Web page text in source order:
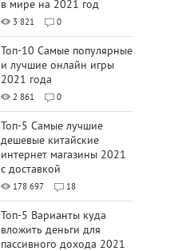
в мире на 2021 год
3 821 0
Топ-10 Самые популярные
и лучшие онлайн игры
2021 года
2 861 0
Топ-5 Самые лучшие
дешевые китайские
интернет магазины 2021
с доставкой
178 697 18
Топ-5 Варианты куда
вложить деньги для
пассивного дохода 2021